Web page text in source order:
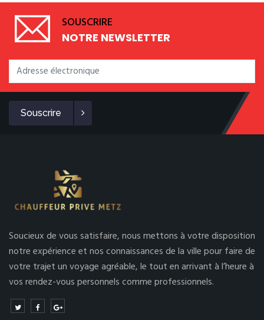
SOUSCRIRE
NOTRE NEWSLETTER
Souscrire
Soucieux de vous satisfaire, nous mettons à votre disposition
notre expérience et nos connaissances de la ville pour faire de
votre trajet un voyage agréable, le tout en arrivant à l’heure à
vos rendez-vous personnels comme professionnels.